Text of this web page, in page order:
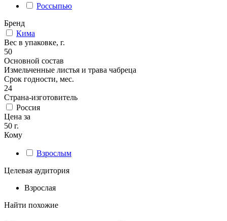
Россыпью
Бренд
Кима
Вес в упаковке, г.
50
Основной состав
Измельченные листья и трава чабреца
Срок годности, мес.
24
Страна-изготовитель
Россия
Цена за
50 г.
Кому
Взрослым
Целевая аудитория
Взрослая
Найти похожие